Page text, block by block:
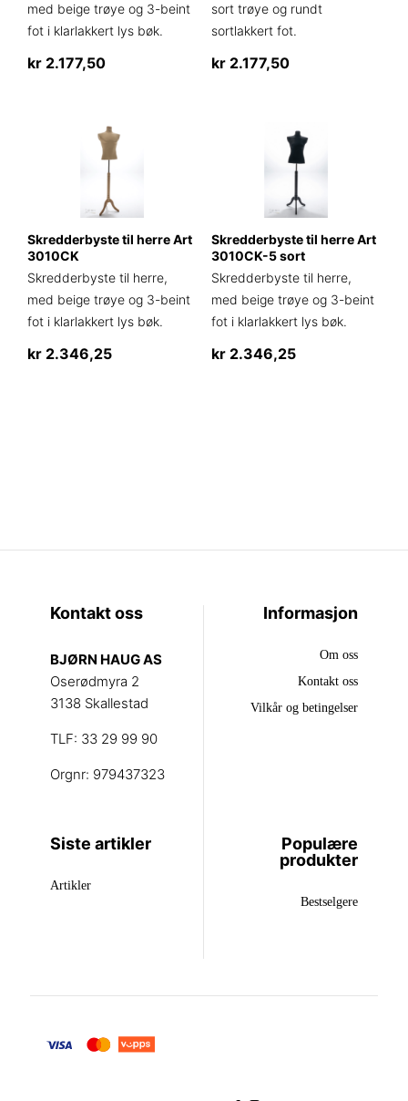
med beige trøye og 3-beint
fot i klarlakkert lys bøk.
kr 2.177,50
sort trøye og rundt
sortlakkert fot.
kr2.177,50
Skredderbyste til herre Art
3010CK
Skredderbyste til herre,
med beige trøye og 3-beint
fot i klarlakkert lys bøk.
kr 2.346,25
Skredderbyste til herre Art
3010CK-5 sort
Skredderbyste til herre,
med beige trøye og 3-beint
fot i klarlakkert lys bøk.
kr2.346,25
Kontakt oss
BJØRN HAUG AS
Oserødmyra 2
3138 Skallestad
TLF: 33 29 99 90
Orgnr: 979437323
Informasjon
Om oss
Kontakt oss
Vilkår og betingelser
Siste artikler
Artikler
Populære
produkter
Bestselgere